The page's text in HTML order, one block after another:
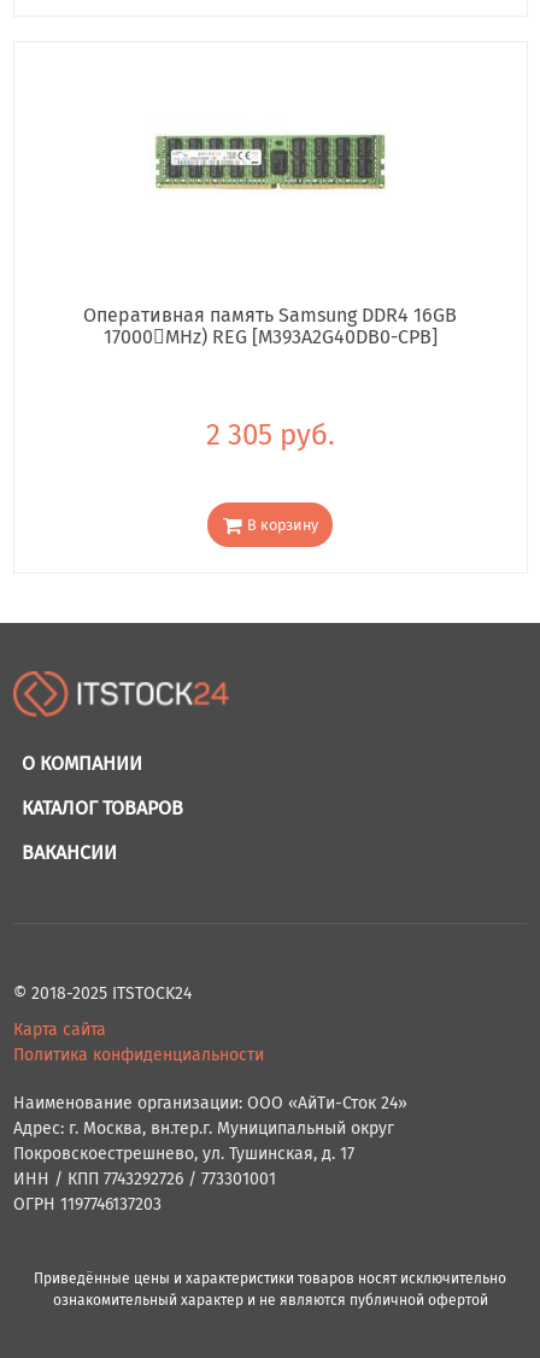
Оперативная память Samsung DDR4 16GB
17000񢋕MHz) REG [M393A2G40DB0-CPB]
2 305 руб.
В корзину
О КОМПАНИИ
КАТАЛОГ ТОВАРОВ
ВАКАНСИИ
© 2018-2025 ITSTOCK24
Карта сайта
Политика конфиденциальности
Наименование организации: ООО «АйТи-Сток 24»
Адрес: г. Москва, вн.тер.г. Муниципальный округ
Покровскоестрешнево, ул. Тушинская, д. 17
ИНН / КПП 7743292726 / 773301001
ОГРН 1197746137203
Приведённые цены и характеристики товаров носят исключительно
ознакомительный характер и не являются публичной офертой